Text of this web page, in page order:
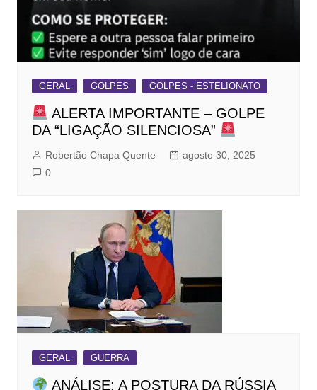
GERAL GOLPES GOLPES - ESTELIONATO
ALERTA IMPORTANTE – GOLPE
DA “LIGAÇÃO SILENCIOSA”
Robertão Chapa Quente
agosto 30, 2025
0
GERAL GUERRA
ANÁLISE: A POSTURA DA RÚSSIA